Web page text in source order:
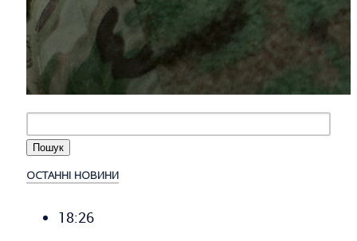
ОСТАННІ НОВИНИ
18:26